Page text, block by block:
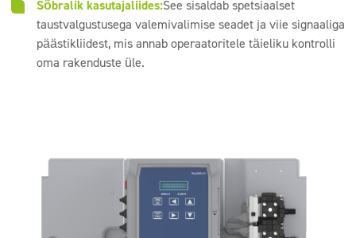
Sõbralik kasutajaliides:See sisaldab spetsiaalset
taustvalgustusega valemivalimise seadet ja viie signaaliga
päästikliidest, mis annab operaatoritele täieliku kontrolli
oma rakenduste üle.